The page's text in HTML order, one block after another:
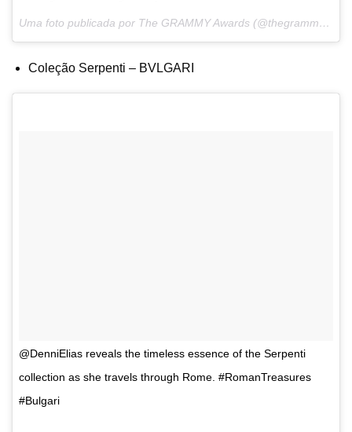
Uma foto publicada por The GRAMMY Awards (@thegrammys) em
Coleção Serpenti – BVLGARI
@DenniElias reveals the timeless essence of the Serpenti
collection as she travels through Rome. #RomanTreasures
#Bulgari